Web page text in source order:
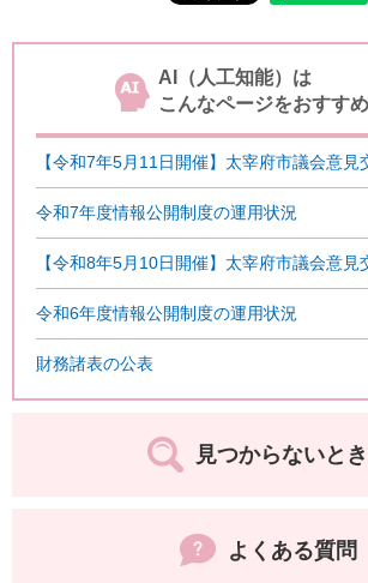
AI（人工知能）は
こんなページをおすす
【令和7年5月11日開催】太宰府市議会意見
令和7年度情報公開制度の運用状況
【令和8年5月10日開催】太宰府市議会意見
令和6年度情報公開制度の運用状況
財務諸表の公表
見つからないと
よくある質問